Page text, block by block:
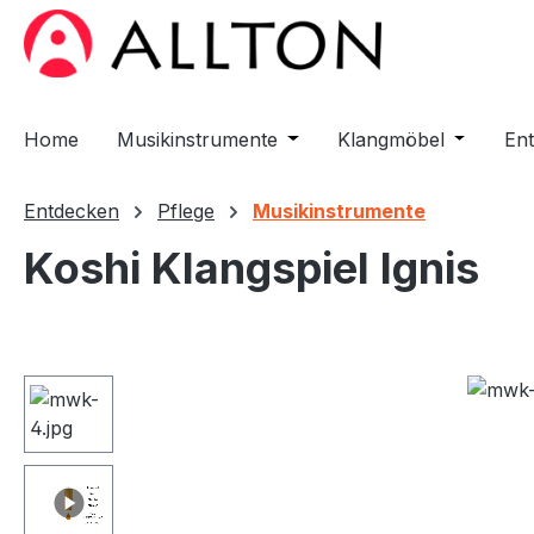
Hauptinhalt springen
Zur Suche springen
Zur Hauptnavigation springen
Home Musikinstrumente Öffne oder Schließe das
Klangmöbel Öffne
Entdecken Pflege Musikinstrumente
Koshi Klangspiel Ignis
Bildergalerie überspringen